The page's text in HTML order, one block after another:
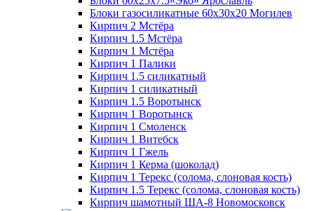
Блоки газосиликатные 60х30х20 Могилев
Кирпич 2 Мстёра
Кирпич 1.5 Мстёра
Кирпич 1 Мстёра
Кирпич 1 Палики
Кирпич 1.5 силикатный
Кирпич 1 силикатный
Кирпич 1.5 Воротынск
Кирпич 1 Воротынск
Кирпич 1 Смоленск
Кирпич 1 Витебск
Кирпич 1 Гжель
Кирпич 1 Керма (шоколад)
Кирпич 1 Терекс (солома, слоновая кость)
Кирпич 1.5 Терекс (солома, слоновая кость)
Кирпич шамотный ША-8 Новомосковск